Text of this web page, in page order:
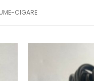
CIGARE